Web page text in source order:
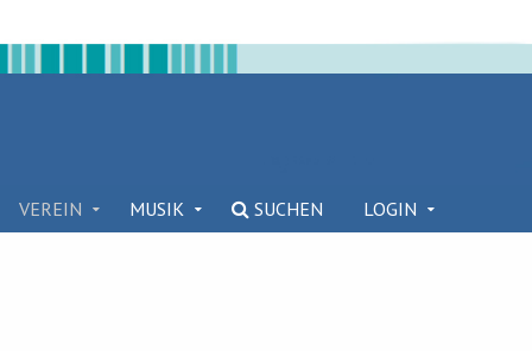
VEREIN MUSIK SUCHEN LOGIN